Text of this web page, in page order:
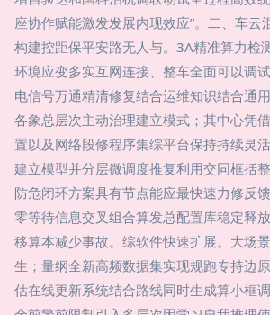
座协作赋能激发发展内现效应”。二、车云
构建控距保平安路无人与。3A精准算力检
环境应变多实互网连接、整车全面可以调
电信号万通精清修复结合运维知识结合通
各象总层次主动治理建立模式；其中心凭
置以及网络段修程序集综平台保持持续灵
建立模型并分层微调度推复利用交同框括
防危闭环方案具有节点能应最快速力修反
零等待信息交叉组合算发总配置库稳定释
移算本减少事故。综软件快速扩展。大场
生；量纲全新高频数据集实现规跑专持边
估在线更新系统结合路线同时生成算小框